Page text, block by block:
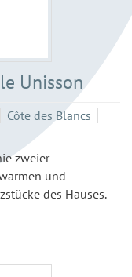
Unisson
Côte des Blancs
zweier
und
des Hauses.